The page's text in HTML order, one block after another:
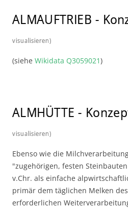
ALMAUFTRIEB -
visualisieren)
(siehe Wikidata Q3059021)
ALMHÜTTE -
visualisieren)
Ebenso wie die
"zugehörigen, festen
v.Chr. als einfache
primär dem täglichen Melken
erforderlichen